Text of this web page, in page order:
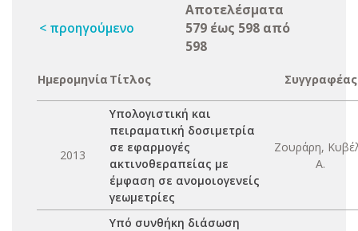
< προηγούμενο
Αποτελέσματα
579 έως 598 από
598
Ημερομηνία Τίτλος Συγγραφέας
2013
Υπολογιστική και
πειραματική δοσιμετρία
σε εφαρμογές
ακτινοθεραπείας με
έμφαση σε ανομοιογενείς
γεωμετρίες
Ζουράρη,
Α.
Υπό συνθήκη διάσωση